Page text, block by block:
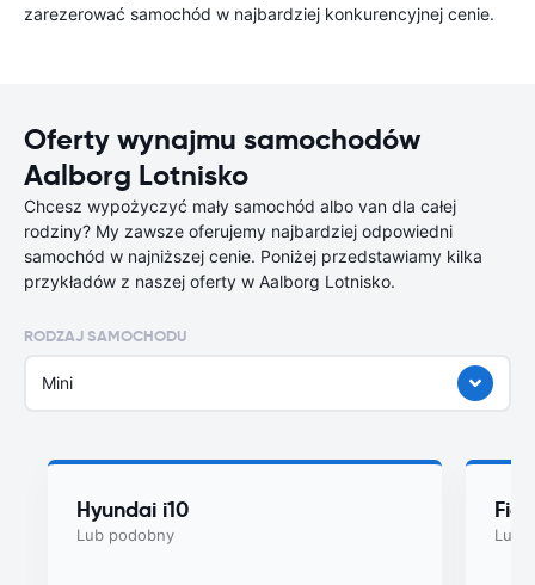
zarezerować samochód w najbardziej konkurencyjnej cenie.
Oferty wynajmu samochodów
Aalborg Lotnisko
Chcesz wypożyczyć mały samochód albo van dla całej
rodziny? My zawsze oferujemy najbardziej odpowiedni
samochód w najniższej cenie. Poniżej przedstawiamy kilka
przykładów z naszej oferty w Aalborg Lotnisko.
RODZAJ SAMOCHODU
Mini
Hyundai i10
Lub podobny Lub